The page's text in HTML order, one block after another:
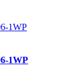
1WP